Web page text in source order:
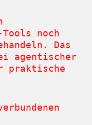
noch
Das
agentischer
praktische